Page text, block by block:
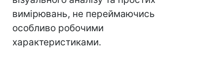
вимірювань, не переймаючись
особливо робочими
характеристиками.